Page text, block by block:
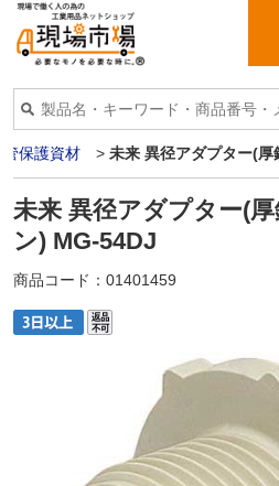
管保護資材 > 未来 異径アダプター(
未来 異径アダプター(
ン) MG-54DJ
商品コード： 01401459